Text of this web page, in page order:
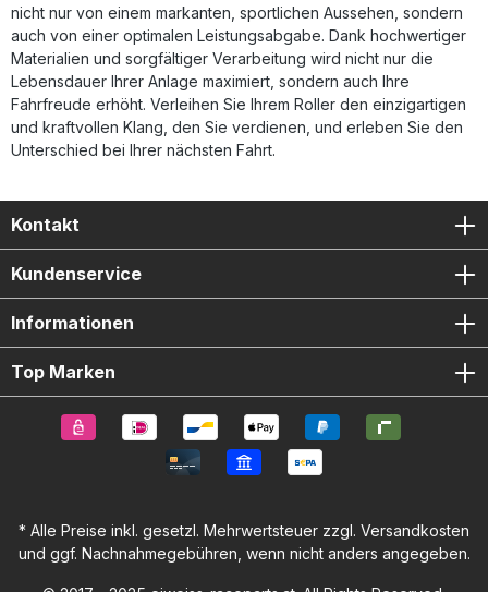
nicht nur von einem markanten, sportlichen Aussehen, sondern
auch von einer optimalen Leistungsabgabe. Dank hochwertiger
Materialien und sorgfältiger Verarbeitung wird nicht nur die
Lebensdauer Ihrer Anlage maximiert, sondern auch Ihre
Fahrfreude erhöht. Verleihen Sie Ihrem Roller den einzigartigen
und kraftvollen Klang, den Sie verdienen, und erleben Sie den
Unterschied bei Ihrer nächsten Fahrt.
Kontakt
Kundenservice
Informationen
Top Marken
* Alle Preise inkl. gesetzl. Mehrwertsteuer zzgl. Versandkosten
und ggf. Nachnahmegebühren, wenn nicht anders angegeben.